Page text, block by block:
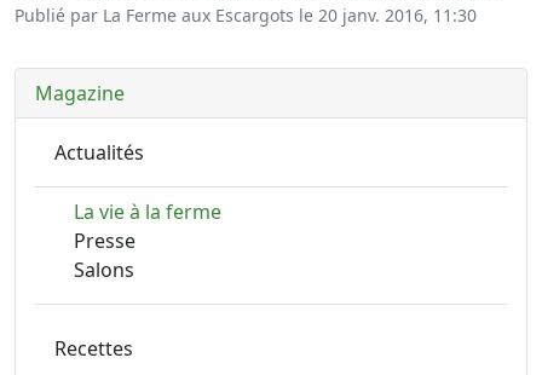
Publié par La Ferme aux Escargots le 20 janv. 2016, 11:30
Magazine
Actualités
La vie à la ferme
Presse
Salons
Recettes